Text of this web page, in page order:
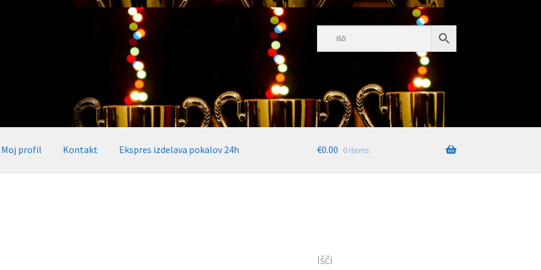
Moj profil Kontakt Ekspres izdelava pokalov 24h
24h
€0.00 0 items
Išči